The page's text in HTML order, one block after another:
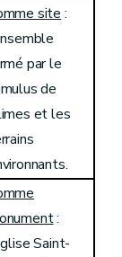
site :
par le
de
et les
:
Saint-